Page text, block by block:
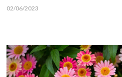
02/06/2023